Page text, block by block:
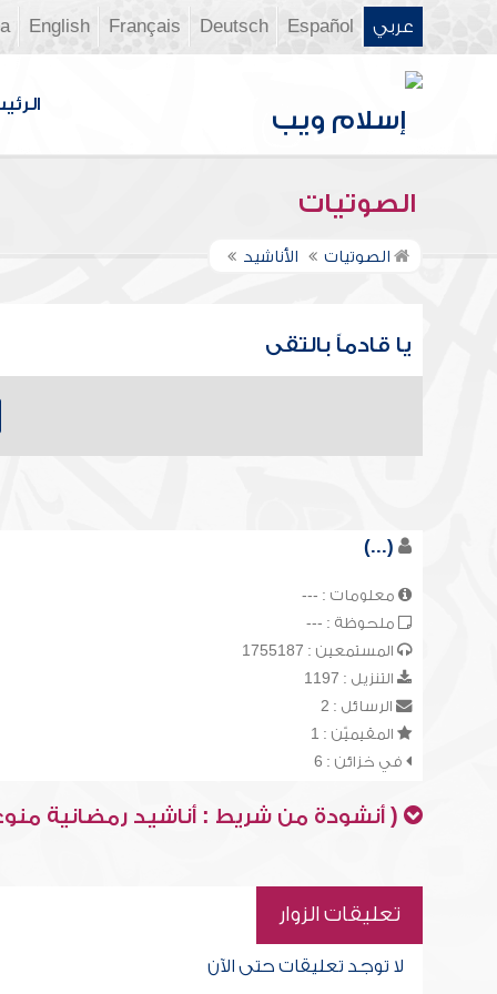
عربي Español
Deutsch
Français
English
الصوتيات
الصوتيات الأناشيد
يا قادماً بالتقى
(...)
معلومات : ---
ملحوظة : ---
المستمعين : 1755187
التنزيل : 1197
الرسائل : 2
المقيميّن : 1
في خزائن : 6
( أنشودة من شريط : أناشيد رمضانية
تعليقات الزوار
لا توجد تعليقات حتى الآن